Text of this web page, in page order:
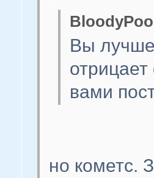
Вы
вами
но кометс.